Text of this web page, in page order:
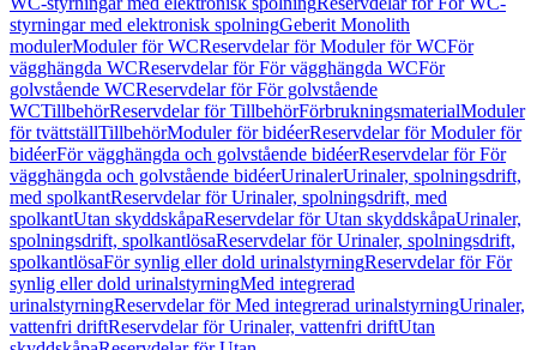
styrningar med elektronisk spolningGeberit Monolith
modulerModuler för WCReservdelar för Moduler för WCFör
vägghängda WCReservdelar för För vägghängda WCFör
golvstående WCReservdelar för För golvstående
WCTillbehörReservdelar för TillbehörFörbrukningsmaterialModuler
för tvättställTillbehörModuler för bidéerReservdelar för Moduler för
bidéerFör vägghängda och golvstående bidéerReservdelar för För
vägghängda och golvstående bidéerUrinalerUrinaler, spolningsdrift,
med spolkantReservdelar för Urinaler, spolningsdrift, med
spolkantUtan skyddskåpaReservdelar för Utan skyddskåpaUrinaler,
spolningsdrift, spolkantlösaReservdelar för Urinaler, spolningsdrift,
spolkantlösaFör synlig eller dold urinalstyrningReservdelar för För
synlig eller dold urinalstyrningMed integrerad
urinalstyrningReservdelar för Med integrerad urinalstyrningUrinaler,
vattenfri driftReservdelar för Urinaler, vattenfri driftUtan